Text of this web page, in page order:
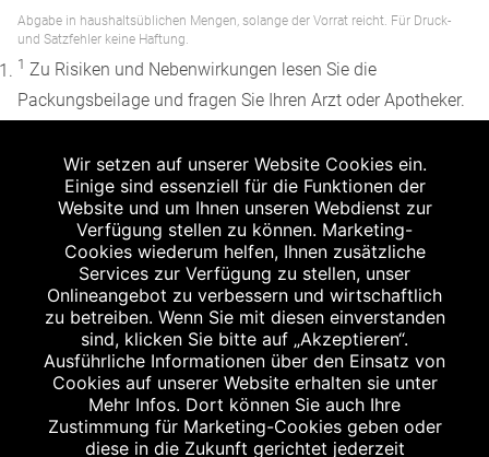
Abgabe in haushaltsüblichen Mengen, solange der Vorrat reicht. Für Druck-
und Satzfehler keine Haftung.
1 Zu Risiken und Nebenwirkungen lesen Sie die
Packungsbeilage und fragen Sie Ihren Arzt oder Apotheker.
Apothekenerstattungspreis (AEP). Der AEP ist keine
unverbindliche Preisempfehlung der Hersteller. Der AEP ist
ein von den Apotheken in Ansatz gebrachter Preis für
rezeptfreie Arzneimittel. Er entspricht in der Höhe dem für
Apotheken verbindlichen Abgabepreis, zu dem eine
Apotheke in bestimmten Fällen (z.B. bei Kindern unter 12
Jahren) das Produkt mit der gesetzlichen
Krankenversicherung abrechnet. Der AEP ist der allgemeine
Erstattungspreis im Falle einer Kostenübernahme durch die
gesetzlichen Krankenkassen, vor Abzug eines
Wir setzen auf unserer Website Cookies ein.
Einige sind essenziell für die Funktionen der
Website und um Ihnen unseren Webdienst zur
Verfügung stellen zu können. Marketing-
Cookies wiederum helfen, Ihnen zusätzliche
Services zur Verfügung zu stellen, unser
Onlineangebot zu verbessern und wirtschaftlich
zu betreiben. Wenn Sie mit diesen einverstanden
sind, klicken Sie bitte auf „Akzeptieren“.
Ausführliche Informationen über den Einsatz von
Cookies auf unserer Website erhalten sie unter
Mehr Infos. Dort können Sie auch Ihre
Zustimmung für Marketing-Cookies geben oder
diese in die Zukunft gerichtet jederzeit